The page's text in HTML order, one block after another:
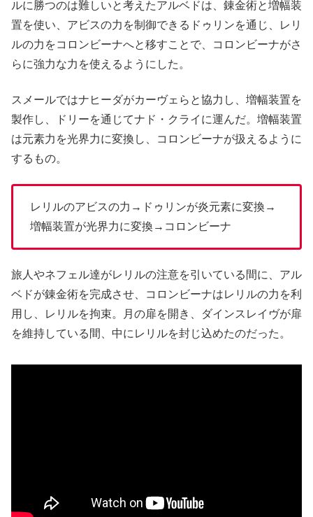
ルに勝つのは難しいと考えたアルベドは、錬金術と増幅装
置を使い、アビスの力を制御できるドゥリンを通じ、レリ
ルの力をコロンビーナへと移すことで、コロンビーナがさ
らに強力な力を使えるようにした。
スメールではナヒーダがカーヴェらと協力し、増幅装置を
製作し、ドリーを通じてナド・クライに運んだ。増幅装置
は元素力を光界力に変換し、コロンビーナが扱えるように
するもの。
レリルのアビスの力→ドゥリンが炎元素に変換→
増幅装置が光界力に変換→コロンビーナ
旅人やネフェル達がレリルの注意を引いている間に、アル
ベドが錬金術を完成させ、コロンビーナはレリルの力を利
用し、レリルを拘束。月の扉を開き、ダインスレイヴが扉
を維持している間、中にレリルを封じ込めたのだった。